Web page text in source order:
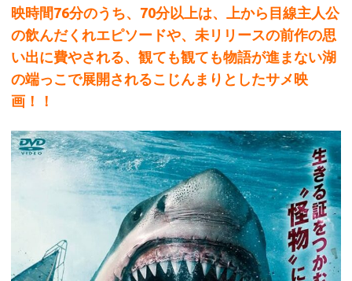
映時間76分のうち、70分以上は、上から目線主人公
の飲んだくれエピソードや、未リリースの前作の思
い出に費やされる、観ても観ても物語が進まない湖
の端っこで展開されるこじんまりとしたサメ映
画！！